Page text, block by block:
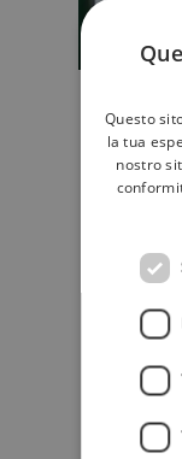
Bianca
donne
della s…
Questo
la tua
nostro